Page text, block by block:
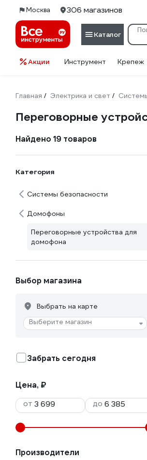
Москва 306 магазинов
Каталог
Акции Инструмент Крепеж
Главная / Электрика и свет /
Переговорные
Найдено 19 товаров
Категория
Системы безопасности
Домофоны
Переговорные устройства для
домофона
Выбор магазина
Выбрать на карте
Выберите магазин
Забрать сегодня
Цена, ₽
от
до
Производители